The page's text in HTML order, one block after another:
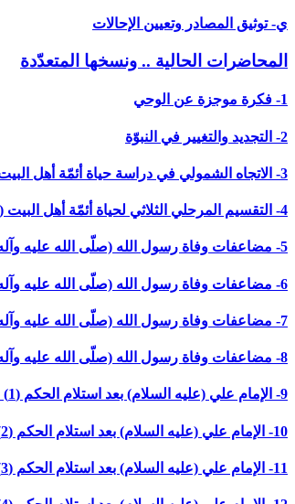
ي- توثيق المصادر وتعيين الإحالات
المحاضرات الحالية .. ونسخها المتعدّدة
1- فكرة موجزة عن الوحي
2- التجديد والتغيير في النبوّة
3- الاتجاه الشمولي في دراسة حياة أئمّة أهل البيت (عليهم السلام)
4- التقسيم المرحلي الثلاثي لحياة أئمّة أهل البيت (عليهم السلام)، مع مقدّمة حول عناصر التجربة الإسلاميّة وعوامل انحرافها
5- مضاعفات وفاة رسول الله (صلّى الله عليه وآله) (1) .. الامّة الإسلاميّة .. طاقة حراريّة أم وعي مستنير؟! (بدون تاريخ)
6- مضاعفات وفاة رسول الله (صلّى الله عليه وآله) (2) .. عوامل انحراف التجربة الإسلاميّة ودور الأئمّة (عليهم السلام) في مواجهته (بدون تاريخ)
7- مضاعفات وفاة رسول الله (صلّى الله عليه وآله) (3) .. وضع الأمّة الإسلاميّة وموانع تزعّم الإمام علي (عليه السلام) (بدون تاريخ)
8- مضاعفات وفاة رسول الله (صلّى الله عليه وآله) (4) .. الإمام علي (عليه السلام) بين تصحيح الانحراف وتحصين الامّة (بدون تاريخ)
9- الإمام علي (عليه السلام) بعد استلام الحكم (1) .. مبرّرات رفض المساومات وأنصاف الحلول (1)
10- الإمام علي (عليه السلام) بعد استلام الحكم (2) .. مبرّرات رفض المساومات وأنصاف الحلول (2)
11- الإمام علي (عليه السلام) بعد استلام الحكم (3) .. لماذا كان معاوية أقدر على الاستمرار بخطّه (1)؟! (آخر محرّم/ 1388 ه-)